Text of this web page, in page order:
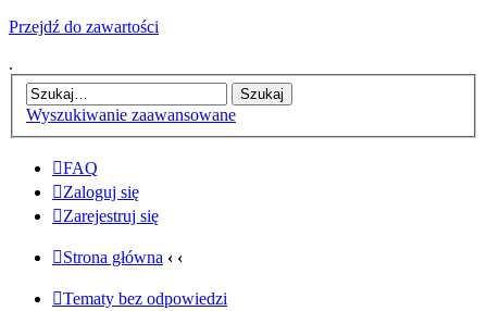
Przejdź do zawartości
.
Wyszukiwanie zaawansowane
FAQ
Zaloguj się
Zarejestruj się
Strona główna ‹ ‹
Tematy bez odpowiedzi